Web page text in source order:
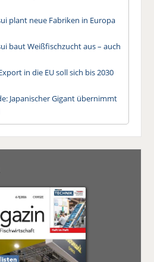
plant neue Fabriken in Europa
baut Weißfischzucht aus – auch
in die EU soll sich bis 2030
Japanischer Gigant übernimmt